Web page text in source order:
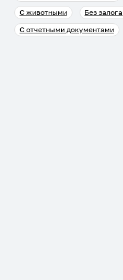
С животными
Без залога
С отчетными документами